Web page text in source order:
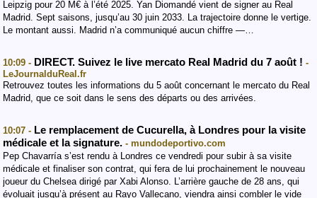
Leipzig pour 20 M€ à l’été 2025. Yan Diomandé vient de signer au Real
Madrid. Sept saisons, jusqu’au 30 juin 2033. La trajectoire donne le vertige.
Le montant aussi. Madrid n’a communiqué aucun chiffre —…
10:09 - DIRECT. Suivez le live mercato Real Madrid du 7 août ! -
LeJournalduReal.fr
Retrouvez toutes les informations du 5 août concernant le mercato du Real
Madrid, que ce soit dans le sens des départs ou des arrivées.
10:07 - Le remplacement de Cucurella, à Londres pour la visite
médicale et la signature. - mundodeportivo.com
Pep Chavarría s’est rendu à Londres ce vendredi pour subir à sa visite
médicale et finaliser son contrat, qui fera de lui prochainement le nouveau
joueur du Chelsea dirigé par Xabi Alonso. L’arrière gauche de 28 ans, qui
évoluait jusqu’à présent au Rayo Vallecano, viendra ainsi combler le vide